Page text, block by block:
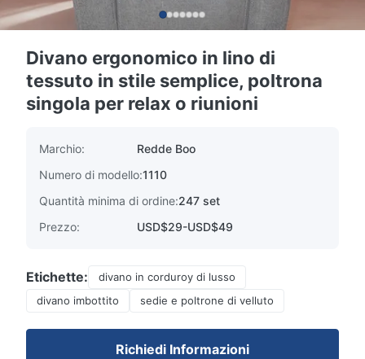
Divano ergonomico in lino di
tessuto in stile semplice, poltrona
singola per relax o riunioni
Marchio:
Redde Boo
Numero di modello:1110
Quantità minima di ordine:247 set
Prezzo:
USD$29-USD$49
Etichette:
divano in corduroy di lusso
divano imbottito
sedie e poltrone di velluto
Richiedi Informazioni